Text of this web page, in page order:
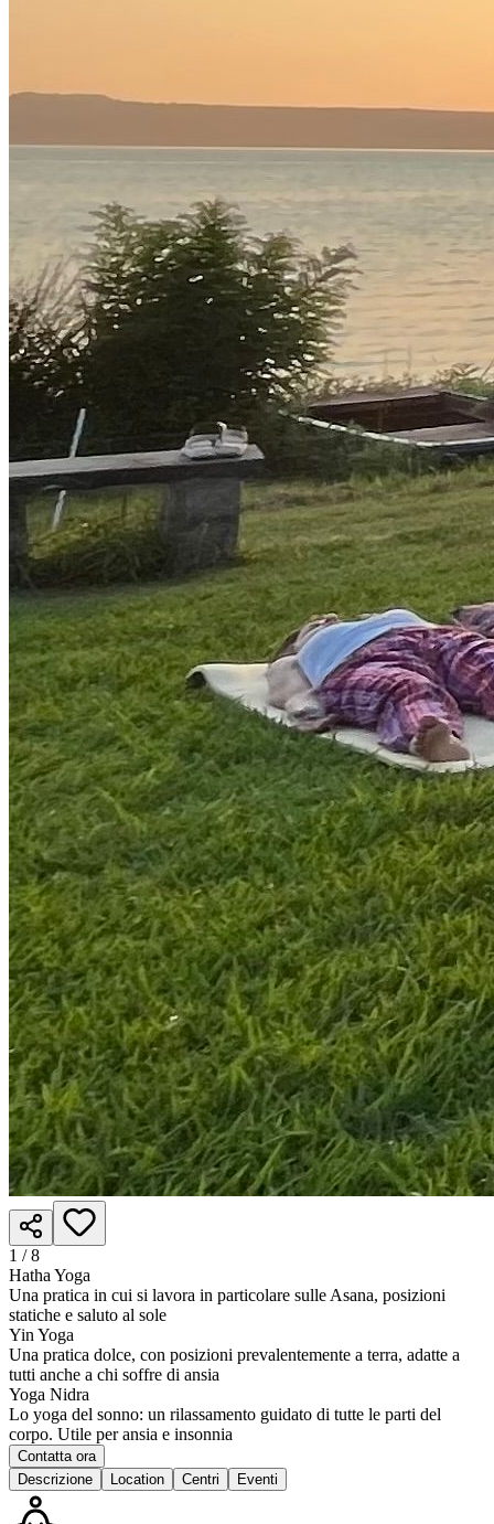
1 /8
Hatha Yoga
Una pratica in cui si lavora in particolare sulle Asana, posizioni
statiche e saluto al sole
Yin Yoga
Una pratica dolce, con posizioni prevalentemente a terra, adatte a
tutti anche a chi soffre di ansia
Yoga Nidra
Lo yoga del sonno: un rilassamento guidato di tutte le parti del
corpo. Utile per ansia e insonnia
Contatta ora
Descrizione
Location Centri Eventi